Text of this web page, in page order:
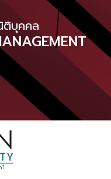
ติบุคคล